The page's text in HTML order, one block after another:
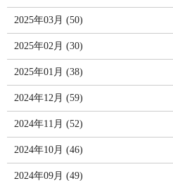
2025年03月 (50)
2025年02月 (30)
2025年01月 (38)
2024年12月 (59)
2024年11月 (52)
2024年10月 (46)
2024年09月 (49)